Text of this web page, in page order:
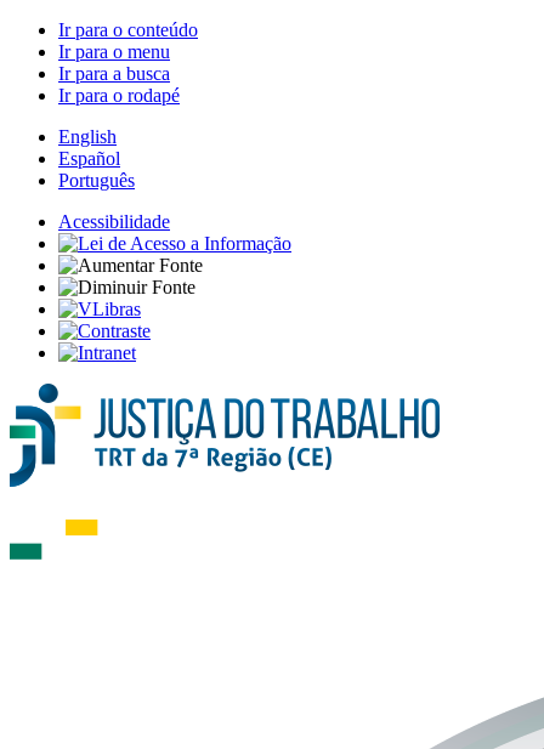
Ir para o conteúdo
Ir para o menu
Ir para a busca
Ir para o rodapé
English
Español
Português
Acessibilidade